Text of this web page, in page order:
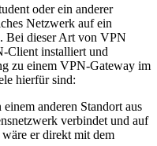
oder ein anderer
Netzwerk auf ein
Bei dieser Art von VPN
Client installiert und
zu einem VPN-Gateway im
hierfür sind:
anderen Standort aus
verbindet und auf
er direkt mit dem